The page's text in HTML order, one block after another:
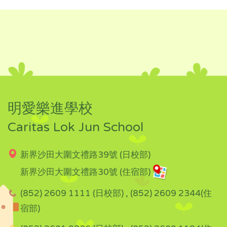
明愛樂進學校
Caritas Lok Jun School
新界沙田大圍文禮路39號 (日校部)
新界沙田大圍文禮路30號 (住宿部)
(852) 2609 1111 (日校部) , (852) 2609 2344(住
宿部)